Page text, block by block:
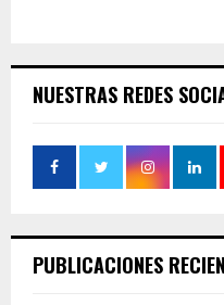
NUESTRAS REDES
PUBLICACIONES